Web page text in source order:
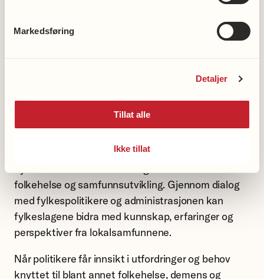
Markedsføring
Detaljer
Tillat alle
Ikke tillat
Mange saker blir diskutert og formet i disse
Hvorfor er dette viktig for
folkehelse og samfunnsutvikling. Gjennom dialog
med fylkespolitikere og administrasjonen kan
fylkeslagene bidra med kunnskap, erfaringer og
perspektiver fra lokalsamfunnene.
Når politikere får innsikt i utfordringer og behov
knyttet til blant annet folkehelse, demens og